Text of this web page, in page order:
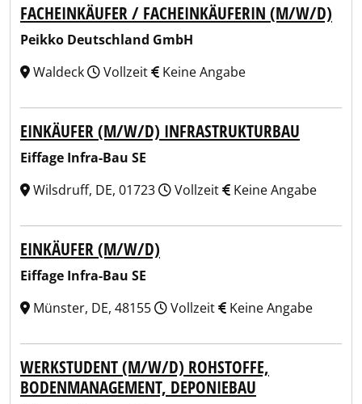
FACHEINKÄUFER / FACHEINKÄUFERIN (M/W/D)
Peikko Deutschland GmbH
Waldeck
Vollzeit Keine Angabe
EINKÄUFER (M/W/D) INFRASTRUKTURBAU
Eiffage Infra-Bau SE
Wilsdruff, DE, 01723
Vollzeit Keine Angabe
EINKÄUFER (M/W/D)
Eiffage Infra-Bau SE
Münster, DE, 48155
Vollzeit Keine Angabe
WERKSTUDENT (M/W/D) ROHSTOFFE,
BODENMANAGEMENT, DEPONIEBAU